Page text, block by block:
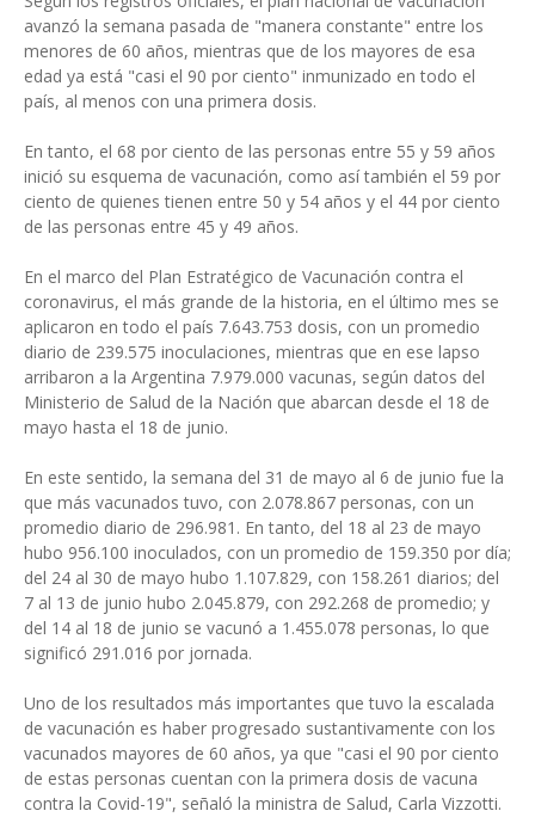
avanzó la semana pasada de "manera constante" entre los
menores de 60 años, mientras que de los mayores de esa
edad ya está "casi el 90 por ciento" inmunizado en todo el
país, al menos con una primera dosis.
En tanto, el 68 por ciento de las personas entre 55 y 59 años
inició su esquema de vacunación, como así también el 59 por
ciento de quienes tienen entre 50 y 54 años y el 44 por ciento
de las personas entre 45 y 49 años.
En el marco del Plan Estratégico de Vacunación contra el
coronavirus, el más grande de la historia, en el último mes se
aplicaron en todo el país 7.643.753 dosis, con un promedio
diario de 239.575 inoculaciones, mientras que en ese lapso
arribaron a la Argentina 7.979.000 vacunas, según datos del
Ministerio de Salud de la Nación que abarcan desde el 18 de
mayo hasta el 18 de junio.
En este sentido, la semana del 31 de mayo al 6 de junio fue la
que más vacunados tuvo, con 2.078.867 personas, con un
promedio diario de 296.981. En tanto, del 18 al 23 de mayo
hubo 956.100 inoculados, con un promedio de 159.350 por día;
del 24 al 30 de mayo hubo 1.107.829, con 158.261 diarios; del
7 al 13 de junio hubo 2.045.879, con 292.268 de promedio; y
del 14 al 18 de junio se vacunó a 1.455.078 personas, lo que
significó 291.016 por jornada.
Uno de los resultados más importantes que tuvo la escalada
de vacunación es haber progresado sustantivamente con los
vacunados mayores de 60 años, ya que "casi el 90 por ciento
de estas personas cuentan con la primera dosis de vacuna
contra la Covid-19", señaló la ministra de Salud, Carla Vizzotti.